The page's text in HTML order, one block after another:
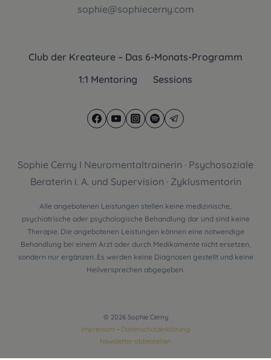
sophie@sophiecerny.com
Club der Kreateure – Das 6-Monats-Programm
1:1 Mentoring
Sessions
Sophie Cerny I Neuromentaltrainerin · Psychosoziale
Beraterin i. A. und Supervision · Zyklusmentorin
Alle angebotenen Leistungen stellen keine medizinische,
psychiatrische oder psychologische Behandlung dar und sind keine
Therapie. Die angebotenen Leistungen können eine notwendige
Behandlung bei einem Arzt oder durch Medikamente nicht ersetzen,
sondern nur ergänzen. Es werden keine Diagnosen gestellt und keine
Heilversprechen abgegeben.
© 2026 Sophie Cerny
Impressum - Datenschutzerklärung
Newsletter abbestellen